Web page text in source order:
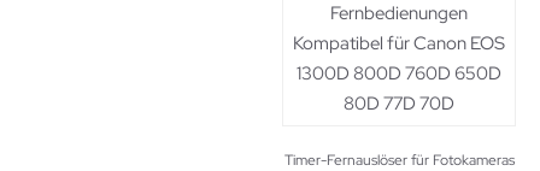
Timer-Fernauslöser für Fotokameras